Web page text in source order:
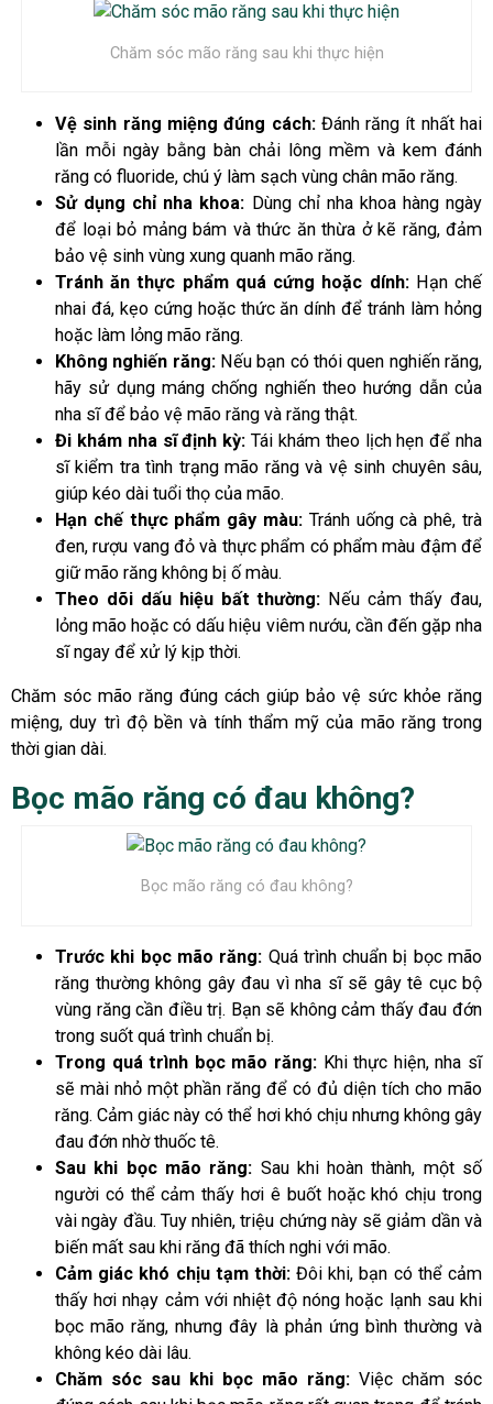
Chăm sóc mão răng sau khi thực hiện
Vệ sinh răng miệng đúng cách:Đánh răng ít nhất hai
lần mỗi ngày bằng bàn chải lông mềm và kem đánh
răng có fluoride, chú ý làm sạch vùng chân mão răng.
Sử dụng chỉ nha khoa: Dùng chỉ nha khoa hàng ngày
để loại bỏ mảng bám và thức ăn thừa ở kẽ răng, đảm
bảo vệ sinh vùng xung quanh mão răng.
Tránh ăn thực phẩm quá cứng hoặc dính:Hạn chế
nhai đá, kẹo cứng hoặc thức ăn dính để tránh làm hỏng
hoặc làm lỏng mão răng.
Không nghiến răng:Nếu bạn có thói quen nghiến răng,
hãy sử dụng máng chống nghiến theo hướng dẫn của
nha sĩ để bảo vệ mão răng và răng thật.
Đi khám nha sĩ định kỳ: Tái khám theo lịch hẹn để nha
sĩ kiểm tra tình trạng mão răng và vệ sinh chuyên sâu,
giúp kéo dài tuổi thọ của mão.
Hạn chế thực phẩm gây màu: Tránh uống cà phê, trà
đen, rượu vang đỏ và thực phẩm có phẩm màu đậm để
giữ mão răng không bị ố màu.
Theo dõi dấu hiệu bất thường: Nếu cảm thấy đau,
lỏng mão hoặc có dấu hiệu viêm nướu, cần đến gặp nha
sĩ ngay để xử lý kịp thời.
Chăm sóc mão răng đúng cách giúp bảo vệ sức khỏe răng
miệng, duy trì độ bền và tính thẩm mỹ của mão răng trong
thời gian dài.
Bọc mão răng có đau không?
Bọc mão răng có đau không?
Trước khi bọc mão răng: Quá trình chuẩn bị bọc mão
răng thường không gây đau vì nha sĩ sẽ gây tê cục bộ
vùng răng cần điều trị. Bạn sẽ không cảm thấy đau đớn
trong suốt quá trình chuẩn bị.
Trong quá trình bọc mão răng: Khi thực hiện, nha sĩ
sẽ mài nhỏ một phần răng để có đủ diện tích cho mão
răng. Cảm giác này có thể hơi khó chịu nhưng không gây
đau đớn nhờ thuốc tê.
Sau khi bọc mão răng: Sau khi hoàn thành, một số
người có thể cảm thấy hơi ê buốt hoặc khó chịu trong
vài ngày đầu. Tuy nhiên, triệu chứng này sẽ giảm dần và
biến mất sau khi răng đã thích nghi với mão.
Cảm giác khó chịu tạm thời:Đôi khi, bạn có thể cảm
thấy hơi nhạy cảm với nhiệt độ nóng hoặc lạnh sau khi
bọc mão răng, nhưng đây là phản ứng bình thường và
không kéo dài lâu.
Chăm sóc sau khi bọc mão răng: Việc chăm sóc